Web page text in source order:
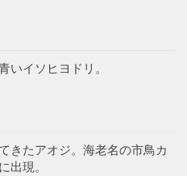
いイソヒヨドリ。
きたアオジ。海老名の市鳥カ
出現。